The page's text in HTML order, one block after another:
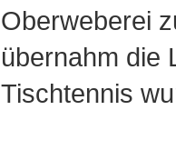
Oberweberei
übernahm die
Tischtennis